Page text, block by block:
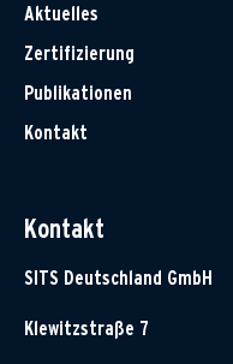
Aktuelles
Zertifizierung
Publikationen
Kontakt
Kontakt
SITS Deutschland GmbH
Klewitzstraße 7